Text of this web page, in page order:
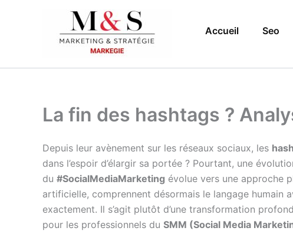
Accueil Seo
La fin des hashtags ?
Depuis leur avènement sur les réseaux sociaux, les
dans l’espoir d’élargir sa portée ? Pourtant, une
du #SocialMediaMarketing évolue vers une approche
artificielle, comprennent désormais le langage
exactement. Il s’agit plutôt d’une transformation
pour les professionnels du SMM (Social Media